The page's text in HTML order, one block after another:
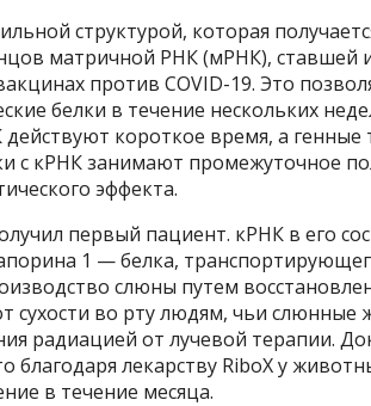
структурой, которая
матричной РНК (мРНК), ставшей
против COVID-19. Это
белки в течение нескольких
короткое время, а
с кРНК занимают промежуточное
эффекта.
первый пациент. кРНК в его
1 — белка,
слюны путем
сухости во рту людям, чьи слюнные
радиацией от лучевой терапии.
благодаря лекарству RiboX у
в течение месяца.